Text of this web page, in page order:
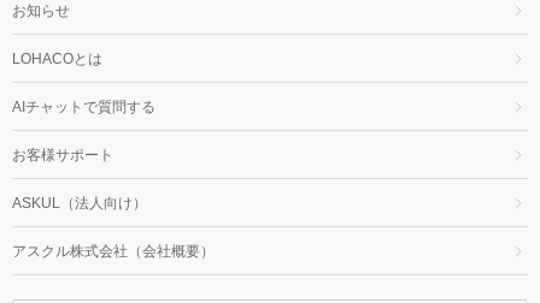
お知らせ
LOHACOとは
AIチャットで質問する
お客様サポート
ASKUL（法人向け）
アスクル株式会社（会社概要）